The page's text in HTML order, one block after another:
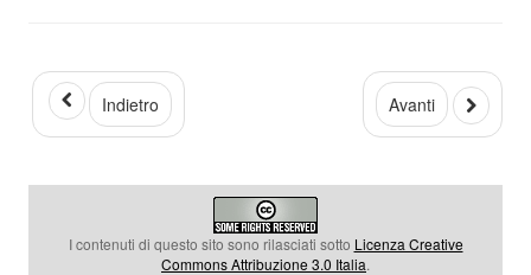
Indietro Avanti
I contenuti di questo sito sono rilasciati sotto Licenza Creative
Commons Attribuzione 3.0 Italia.